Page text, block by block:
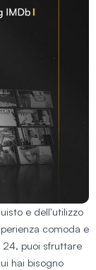
e dell'utilizzo
comoda e
24, puoi sfruttare
hai bisogno